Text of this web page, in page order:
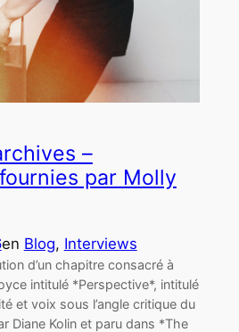
–
par Molly
en Blog, Interviews
d’un chapitre consacré à
intitulé *Perspective*, intitulé
et voix sous l’angle critique du
Diane Kolin et paru dans *The